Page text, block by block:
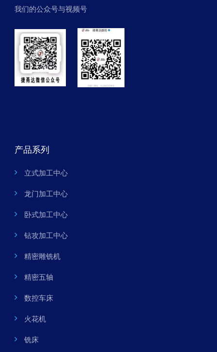
我们的公众号与视频号
产品系列
立式加工中心
龙门加工中心
卧式加工中心
钻攻加工中心
精密雕铣机
精密五轴
数控车床
火花机
铣床